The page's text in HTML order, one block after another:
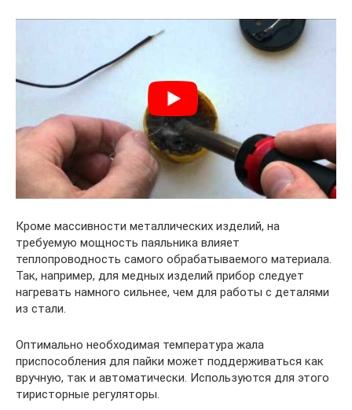
Кроме массивности металлических изделий, на
требуемую мощность паяльника влияет
теплопроводность самого обрабатываемого материала.
Так, например, для медных изделий прибор следует
нагревать намного сильнее, чем для работы с деталями
из стали.
Оптимально необходимая температура жала
приспособления для пайки может поддерживаться как
вручную, так и автоматически. Используются для этого
тиристорные регуляторы.